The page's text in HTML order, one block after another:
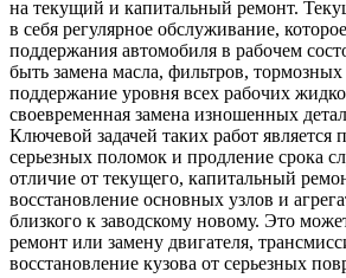
на текущий и капитальный ремонт.
в себя регулярное обслуживание,
поддержания автомобиля в рабочем
быть замена масла, фильтров,
поддержание уровня всех рабочих
своевременная замена изношенных
Ключевой задачей таких работ является
серьезных поломок и продление срока
отличие от текущего, капитальный
восстановление основных узлов и
близкого к заводскому новому. Это
ремонт или замену двигателя,
восстановление кузова от серьезных